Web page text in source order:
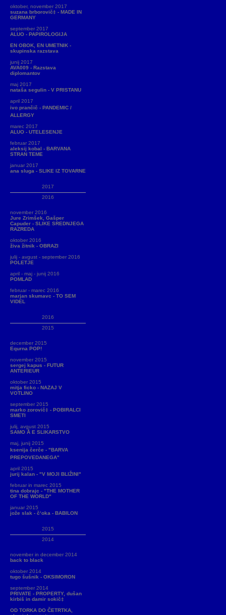
oktober, november 2017
suzana brborovič‡ - MADE IN
GERMANY
september 2017
ALUO - PAPIROLOGIJA
EN OBOK, EN UMETNIK -
skupinska razstava
junij 2017
AVA009 - Razstava
diplomantov
maj 2017
nataša segulin - V PRISTANU
april 2017
ivo prančič - PANDEMIC /
ALLERGY
marec 2017
ALUO - UTELESENJE
februar 2017
aleksij kobal - BARVANA
STRAN TEME
januar 2017
ana sluga - SLIKE IZ TOVARNE
2017
2016
november 2016
Jure Zrimšek, Gašper
Capuder - SLIKE SREDNJEGA
RAZREDA
oktober 2016
živa žitnik - OBRAZI
julij - avgust - september 2016
POLETJE
april - maj - junij 2016
POMLAD
februar - marec 2016
marjan skumavc - TO SEM
VIDEL
2016
2015
december 2015
Equrna POP!
november 2015
sergej kapus - FUTUR
ANTERIEUR
oktober 2015
mitja ficko - NAZAJ V
VOTLINO
september 2015
marko zorovič‡ - POBIRALCI
SMETI
julij, avgust 2015
SAMO Å E SLIKARSTVO
maj, junij 2015
ksenija čerče - "BARVA
PREPOVEDANEGA"
april 2015
jurij kalan - "V MOJI BLIŽINI"
februar in marec 2015
tina dobrajc - "THE MOTHER
OF THE WORLD"
januar 2015
jože slak - č‘oka - BABILON
2015
2014
november in december 2014
back to black
oktober 2014
tugo šušnik - OKSIMORON
september 2014
PRIVATE - PROPERTY, dušan
kirbiš in damir sokič‡
OD TORKA DO ČETRTKA,